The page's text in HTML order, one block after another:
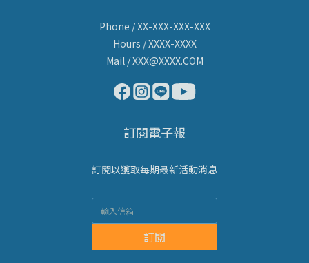
Phone / XX-XXX-XXX-XXX
Hours / XXXX-XXXX
Mail / XXX@XXXX.COM
訂閱電子報
訂閱以獲取每期最新活動消息
訂閱